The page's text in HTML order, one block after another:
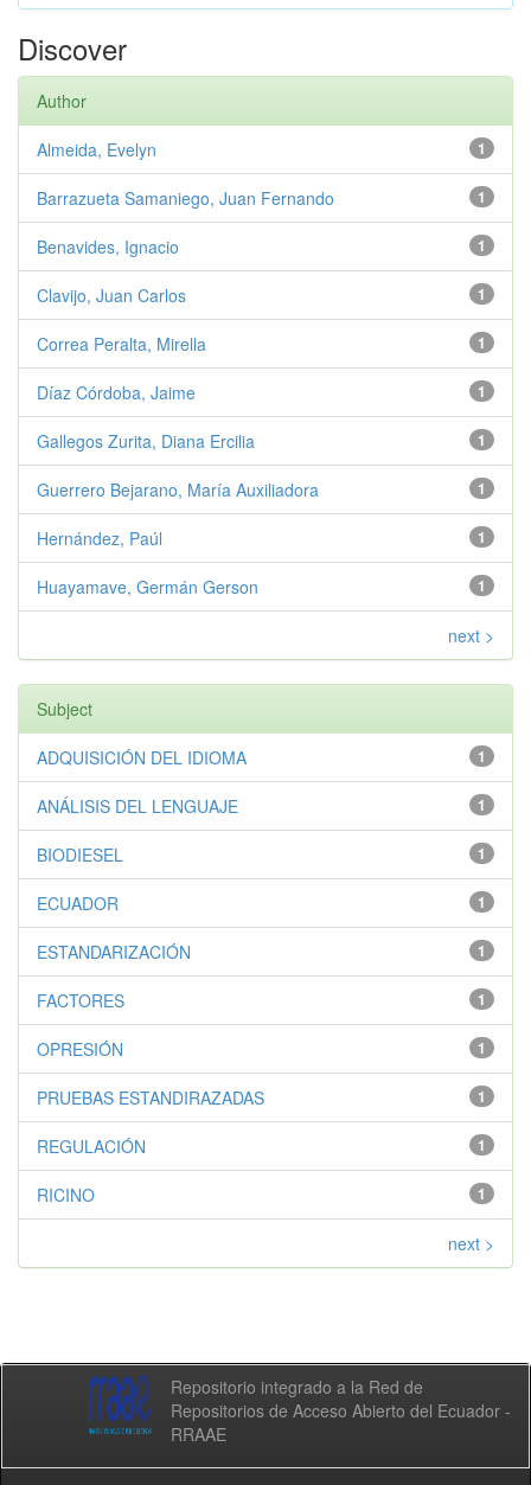
Discover
Author
1
Almeida, Evelyn
1
Barrazueta Samaniego, Juan Fernando
1
Benavides, Ignacio
1
Clavijo, Juan Carlos
1
Correa Peralta, Mirella
1
Díaz Córdoba, Jaime
1
Gallegos Zurita, Diana Ercilia
1
Guerrero Bejarano, María Auxiliadora
1
Hernández, Paúl
1
Huayamave, Germán Gerson
next >
Subject
1
ADQUISICIÓN DEL IDIOMA
1
ANÁLISIS DEL LENGUAJE
1
BIODIESEL
1
ECUADOR
1
ESTANDARIZACIÓN
1
FACTORES
1
OPRESIÓN
1
PRUEBAS ESTANDIRAZADAS
1
REGULACIÓN
1
RICINO
next >
Repositorio integrado a la Red de
Repositorios de Acceso Abierto del Ecuador -
RRAAE